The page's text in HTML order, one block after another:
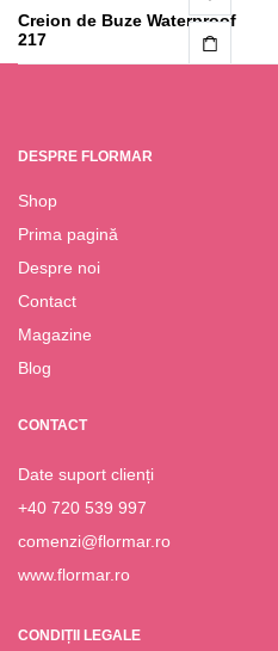
Creion de Buze Waterproof
217
DESPRE FLORMAR
Shop
Prima pagină
Despre noi
Contact
Magazine
Blog
CONTACT
Date suport clienți
+40 720 539 997
comenzi@flormar.ro
www.flormar.ro
CONDIȚII LEGALE